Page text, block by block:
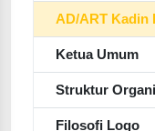
AD/ART Kadin
Ketua Umum
Struktur
Filosofi Logo